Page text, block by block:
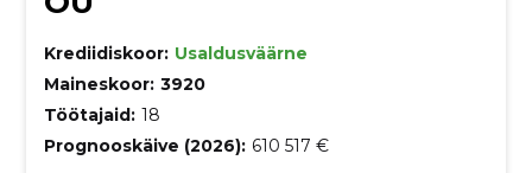
Krediidiskoor: Usaldusväärne
Maineskoor: 3920
Töötajaid: 18
Prognooskäive (2026): 610 517 €